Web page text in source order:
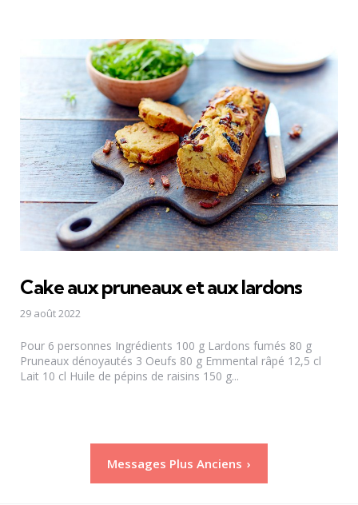
Cake aux pruneaux et aux lardons
29 août 2022
Pour 6 personnes Ingrédients 100 g Lardons fumés 80 g
Pruneaux dénoyautés 3 Oeufs 80 g Emmental râpé 12,5 cl
Lait 10 cl Huile de pépins de raisins 150 g...
Messages Plus Anciens